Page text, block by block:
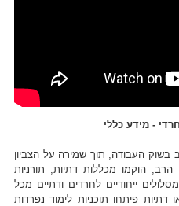
- מידע כללי
העבודה, תוך שמירה על הצביון
הוקמו מכללות דתיות, תורניות
ייחודיים לחרדים ודתיים מכל
דתיות פיתחו תוכניות לימוד נפרדות